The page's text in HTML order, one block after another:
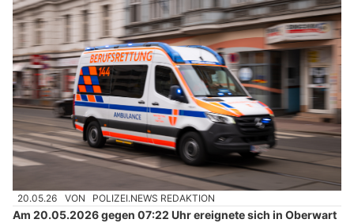
20.05.26 VON POLIZEI.NEWS REDAKTION
Am 20.05.2026 gegen 07:22 Uhr ereignete sich in Oberwart